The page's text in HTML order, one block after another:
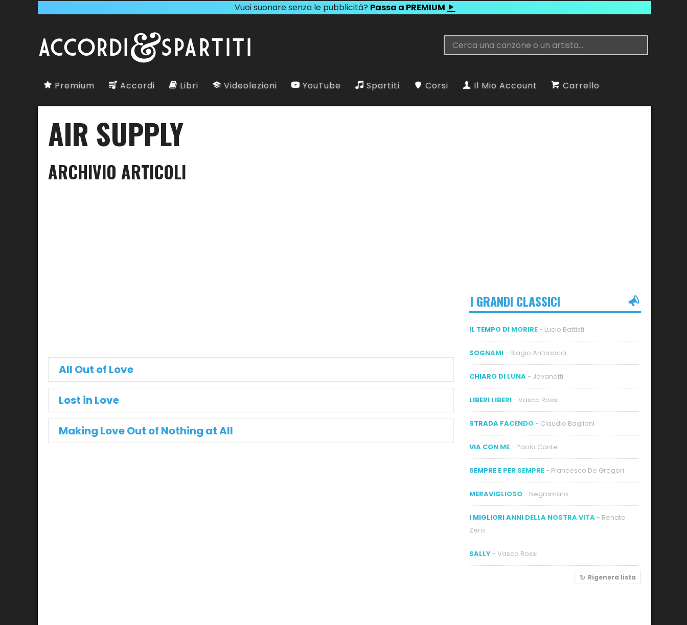
Vuoi suonare senza le pubblicità? Passa a PREMIUM
Premium Accordi Libri Videolezioni YouTube Spartiti Corsi Il Mio Account Carrello
AIR SUPPLY
ARCHIVIO ARTICOLI
All Out of Love
Lost in Love
Making Love Out of Nothing at All
I GRANDI CLASSICI
IL TEMPO DI MORIRE - Lucio Battisti
SOGNAMI - Biagio Antonacci
CHIARO DI LUNA - Jovanotti
LIBERI LIBERI - Vasco Rossi
STRADA FACENDO - Claudio Baglioni
VIA CON ME - Paolo Conte
SEMPRE E PER SEMPRE - Francesco De Gregori
MERAVIGLIOSO - Negramaro
I MIGLIORI ANNI DELLA NOSTRA VITA - Renato
Zero
SALLY - Vasco Rossi
Rigenera lista